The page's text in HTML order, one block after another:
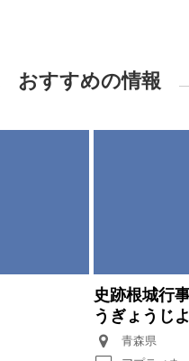
おすすめの情報
史跡根城行
うぎょうじ
青森県